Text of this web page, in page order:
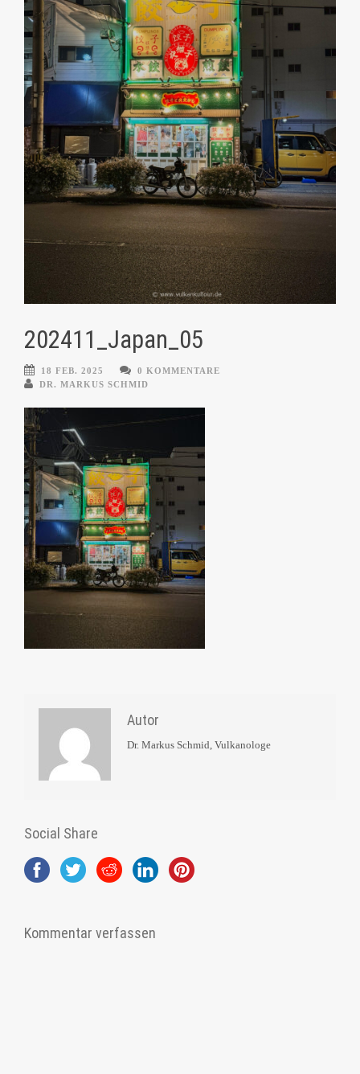
202411_Japan_05
18 FEB. 2025
0 KOMMENTARE
DR. MARKUS SCHMID
Autor
Dr. Markus Schmid, Vulkanologe
Social Share
Kommentar verfassen